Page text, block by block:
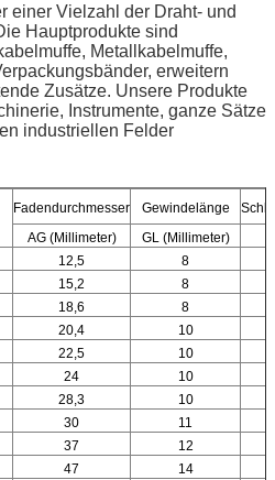
einer Vielzahl der Draht- und
Hauptprodukte sind
Metallkabelmuffe,
erweitern
Zusätze. Unsere Produkte
Instrumente, ganze Sätze
industriellen Felder
Fadendurchmesser Gewindelänge
AG (Millimeter)
GL (Millimeter)
12,5
8
15,2
8
18,6
8
20,4
10
22,5
10
24
10
28,3
10
30
11
37
12
47
14